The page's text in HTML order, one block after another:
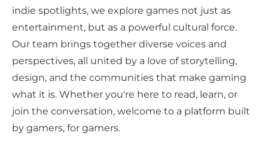
indie spotlights, we explore games not just as
entertainment, but as a powerful cultural force.
Our team brings together diverse voices and
perspectives, all united by a love of storytelling,
design, and the communities that make gaming
what it is. Whether you're here to read, learn, or
join the conversation, welcome to a platform built
by gamers, for gamers.